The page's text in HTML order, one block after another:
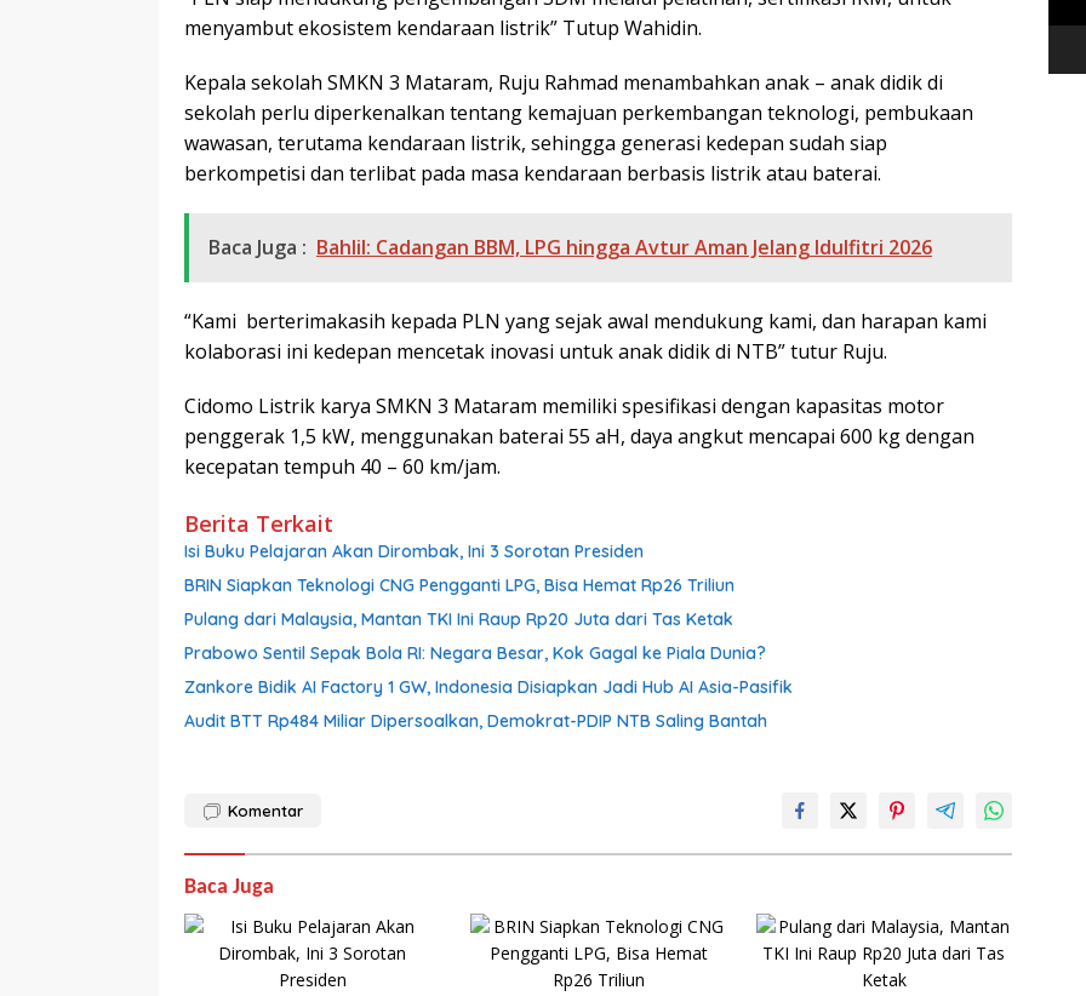
menyambut ekosistem kendaraan listrik” Tutup Wahidin.
Kepala sekolah SMKN 3 Mataram, Ruju Rahmad menambahkan anak – anak didik di
sekolah perlu diperkenalkan tentang kemajuan perkembangan teknologi, pembukaan
wawasan, terutama kendaraan listrik, sehingga generasi kedepan sudah siap
berkompetisi dan terlibat pada masa kendaraan berbasis listrik atau baterai.
Baca Juga : Bahlil: Cadangan BBM, LPG hingga Avtur Aman Jelang Idulfitri 2026
“Kami berterimakasih kepada PLN yang sejak awal mendukung kami, dan harapan kami
kolaborasi ini kedepan mencetak inovasi untuk anak didik di NTB” tutur Ruju.
Cidomo Listrik karya SMKN 3 Mataram memiliki spesifikasi dengan kapasitas motor
penggerak 1,5 kW, menggunakan baterai 55 aH, daya angkut mencapai 600 kg dengan
kecepatan tempuh 40 – 60 km/jam.
Berita Terkait
Isi Buku Pelajaran Akan Dirombak, Ini 3 Sorotan Presiden
BRIN Siapkan Teknologi CNG Pengganti LPG, Bisa Hemat Rp26 Triliun
Pulang dari Malaysia, Mantan TKI Ini Raup Rp20 Juta dari Tas Ketak
Prabowo Sentil Sepak Bola RI: Negara Besar, Kok Gagal ke Piala Dunia?
Zankore Bidik AI Factory 1 GW, Indonesia Disiapkan Jadi Hub AI Asia-Pasifik
Audit BTT Rp484 Miliar Dipersoalkan, Demokrat-PDIP NTB Saling Bantah
Komentar
Baca Juga